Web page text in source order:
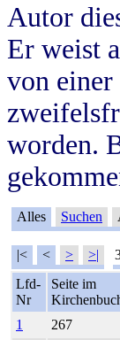
Autor
Er weist
von
worden.
Alles Suchen
|< < > >|
Lfd-
Nr
Seite im
1
267